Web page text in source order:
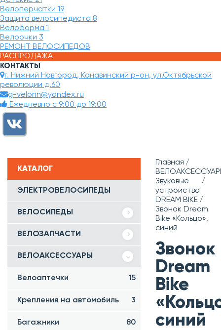
Велоперчатки 19
Защита велосипедиста 8
Велоформа 1
Велоочки 3
РЕМОНТ ВЕЛОСИПЕДОВ
РАСПРОДАЖА
КОНТАКТЫ
г. Нижний Новгород, Канавинский р-он, ул.Октябрьской
революции д.60
g-velonn@yandex.ru
Ежедневно с 9:00 до 19:00
КАТАЛОГ
ЭЛЕКТРОВЕЛОСИПЕДЫ
ВЕЛОСИПЕДЫ
ВЕЛОЗАПЧАСТИ
ВЕЛОАКСЕССУАРЫ
Велоаптечки 15
Крепления на автомобиль 3
Багажники 80
Главная
Звуковые
устройства
DREAM BIKE
Звонок Dream
Bike «Кольцо»,
синий
Звонок
Dream
Bike
синий